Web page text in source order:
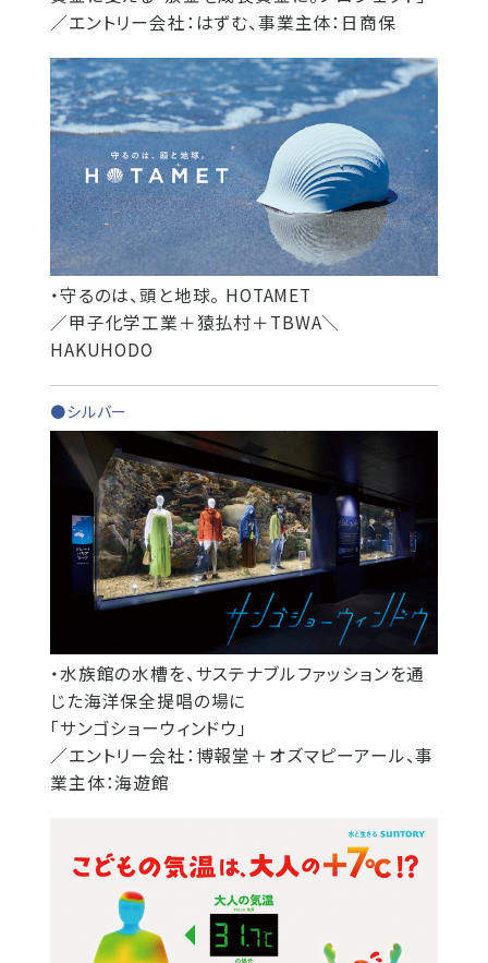
／エントリー会社：はずむ、事業主体：日商保
・守るのは、頭と地球。 HOTAMET
／甲子化学工業＋猿払村＋TBWA＼
HAKUHODO
●シルバー
・水族館の水槽を、サステナブルファッションを通
じた海洋保全提唱の場に
「サンゴショーウィンドウ」
／エントリー会社：博報堂＋オズマピーアール、事
業主体：海遊館